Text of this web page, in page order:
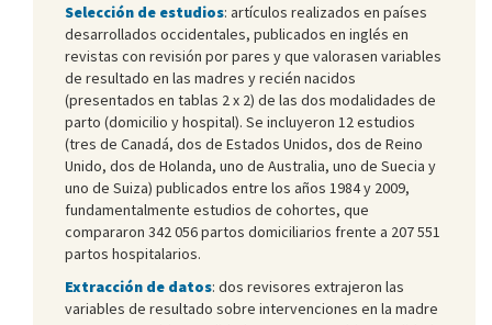
Selección de estudios: artículos realizados en países
desarrollados occidentales, publicados en inglés en
revistas con revisión por pares y que valorasen variables
de resultado en las madres y recién nacidos
(presentados en tablas 2 x 2) de las dos modalidades de
parto (domicilio y hospital). Se incluyeron 12 estudios
(tres de Canadá, dos de Estados Unidos, dos de Reino
Unido, dos de Holanda, uno de Australia, uno de Suecia y
uno de Suiza) publicados entre los años 1984 y 2009,
fundamentalmente estudios de cohortes, que
compararon 342 056 partos domiciliarios frente a 207 551
partos hospitalarios.
Extracción de datos: dos revisores extrajeron las
variables de resultado sobre intervenciones en la madre